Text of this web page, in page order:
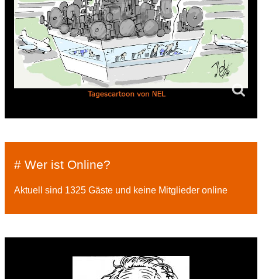
# Wer ist Online?
Aktuell sind 1325 Gäste und keine Mitglieder online